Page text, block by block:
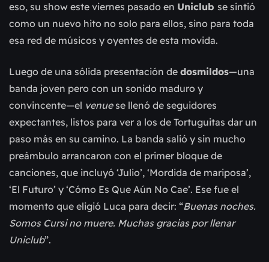
eso, su show este viernes pasado en Uniclub se sintió
como un nuevo hito no solo para ellos, sino para toda
esa red de músicos y oyentes de esta movida.
Luego de una sólida presentación de dosmildos—una
banda joven pero con un sonido maduro y
convincente—el venuese llenó de seguidores
expectantes, listos para ver a los de Tortuguitas dar un
paso más en su camino. La banda salió y sin mucho
preámbulo arrancaron con el primer bloque de
canciones, que incluyó ‘Julio’, ‘Mordida de mariposa’,
‘El Futuro’ y ‘Cómo Es Que Aún No Cae’. Ese fue el
momento que eligió Luca para decir: “Buenas noches.
Somos Cursi no muere. Muchas gracias por llenar
Uniclub”.